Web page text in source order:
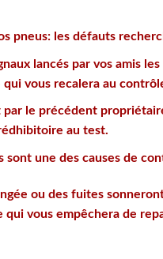
pneus: les défauts
lancés par vos amis
vous recalera au
par le précédent
au test.
sont une des causes de
ou des fuites
qui vous empêchera de